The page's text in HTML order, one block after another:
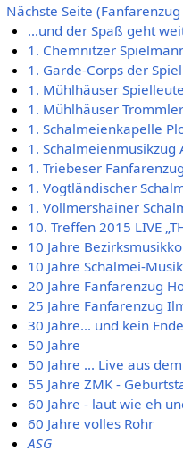
Nächste Seite
...und der Spaß geht
1. Chemnitzer
1. Garde-Corps der
1. Mühlhäuser
1. Mühlhäuser
1. Schalmeienkapelle
1. Schalmeienmusikzug
1. Triebeser
1. Vogtländischer
1. Vollmershainer
10. Treffen 2015 LIVE
10 Jahre
10 Jahre Schalmei-
20 Jahre Fanfarenzug
25 Jahre Fanfarenzug
30 Jahre... und kein
50 Jahre
50 Jahre ... Live aus
55 Jahre ZMK -
60 Jahre - laut wie eh
60 Jahre volles Rohr
ASG